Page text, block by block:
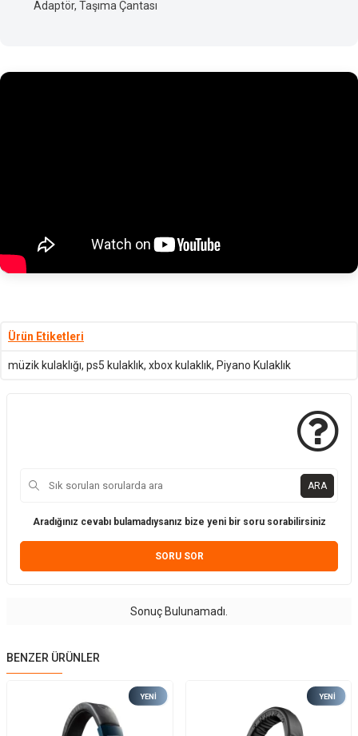
Adaptör, Taşıma Çantası
Ürün Etiketleri
müzik kulaklığı, ps5 kulaklık, xbox kulaklık, Piyano Kulaklık
ARA
Aradığınız cevabı bulamadıysanız bize yeni bir soru sorabilirsiniz
SORU SOR
Sonuç Bulunamadı.
BENZER ÜRÜNLER
YENI YENI